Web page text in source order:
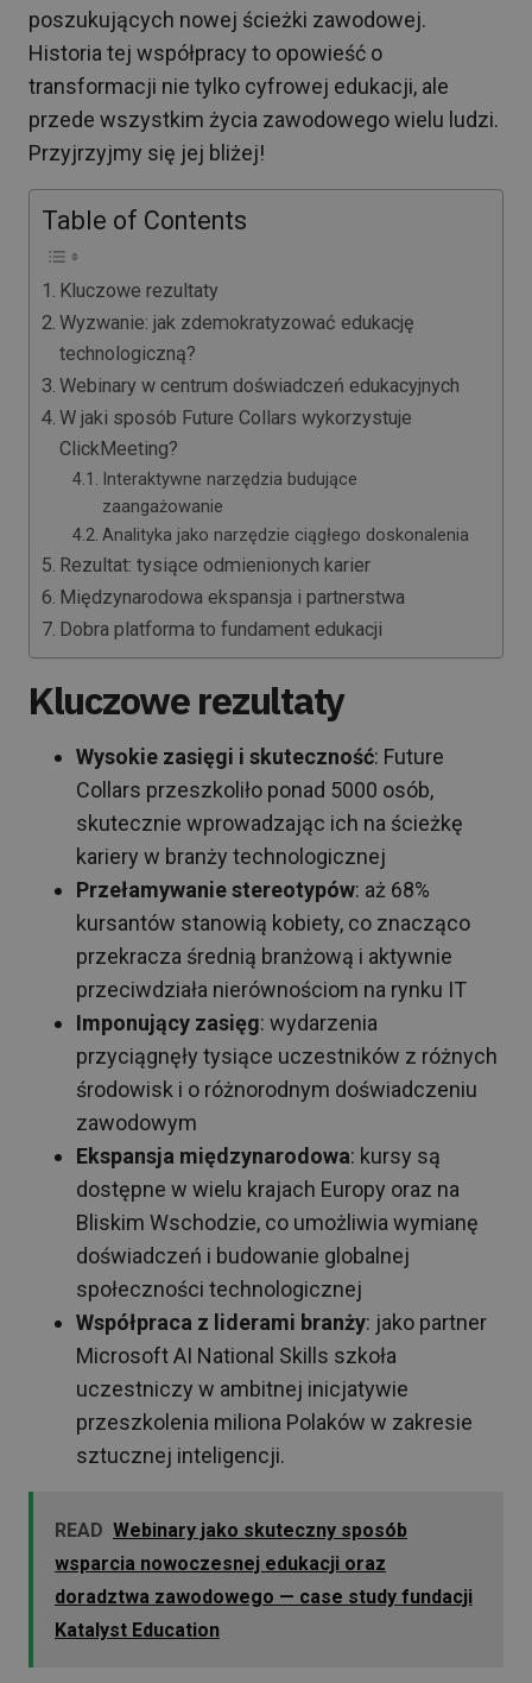
poszukujących nowej ścieżki zawodowej.
Historia tej współpracy to opowieść o
transformacji nie tylko cyfrowej edukacji, ale
przede wszystkim życia zawodowego wielu ludzi.
Przyjrzyjmy się jej bliżej!
Table of Contents
Kluczowe rezultaty
Wyzwanie: jak zdemokratyzować edukację
technologiczną?
Webinary w centrum doświadczeń edukacyjnych
W jaki sposób Future Collars wykorzystuje
ClickMeeting?
Interaktywne narzędzia budujące
zaangażowanie
Analityka jako narzędzie ciągłego doskonalenia
Rezultat: tysiące odmienionych karier
Międzynarodowa ekspansja i partnerstwa
Dobra platforma to fundament edukacji
Kluczowe rezultaty
Wysokie zasięgi i skuteczność: Future
Collars przeszkoliło ponad 5000 osób,
skutecznie wprowadzając ich na ścieżkę
kariery w branży technologicznej
Przełamywanie stereotypów: aż 68%
kursantów stanowią kobiety, co znacząco
przekracza średnią branżową i aktywnie
przeciwdziała nierównościom na rynku IT
Imponujący zasięg: wydarzenia
przyciągnęły tysiące uczestników z różnych
środowisk i o różnorodnym doświadczeniu
zawodowym
Ekspansja międzynarodowa: kursy są
dostępne w wielu krajach Europy oraz na
Bliskim Wschodzie, co umożliwia wymianę
doświadczeń i budowanie globalnej
społeczności technologicznej
Współpraca z liderami branży: jako partner
Microsoft AI National Skills szkoła
uczestniczy w ambitnej inicjatywie
przeszkolenia miliona Polaków w zakresie
sztucznej inteligencji.
READ Webinary jako skuteczny sposób
wsparcia nowoczesnej edukacji oraz
doradztwa zawodowego — case study fundacji
Katalyst Education